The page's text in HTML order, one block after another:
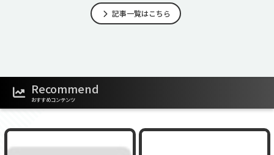
記事一覧はこちら
Recommend
おすすめコンテンツ